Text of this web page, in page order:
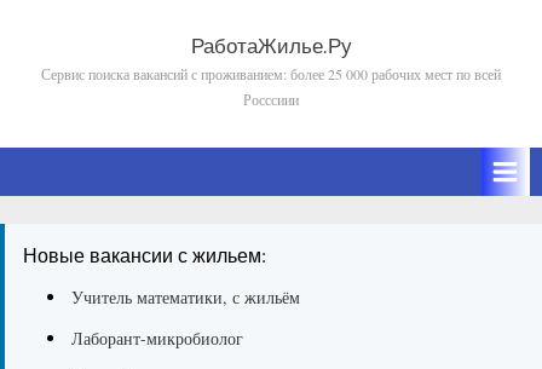
content
РаботаЖилье.Ру
Сервис поиска вакансий с проживанием: более 25 000 рабочих мест по всей
Росссиии
Новые вакансии с жильем:
Учитель математики, с жильём
Лаборант-микробиолог